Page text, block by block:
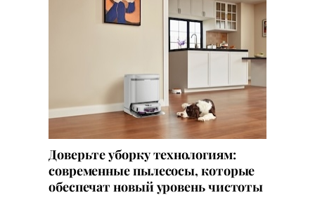
Доверьте уборку технологиям:
современные пылесосы, которые
обеспечат новый уровень чистоты